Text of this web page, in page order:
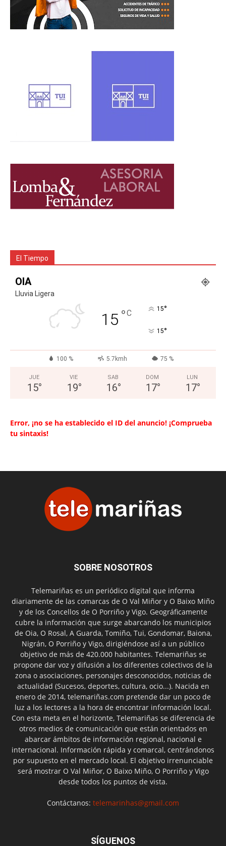
El Tiempo
OIA
Lluvia Ligera
15 °C 15°
15°
100 % 5.7kmh 75 %
JUE
15°
VIE
19°
SAB
16°
DOM
17°
LUN
17°
Error, ¡no se ha establecido el ID del anuncio! ¡Comprueba
tu sintaxis!
SOBRE NOSOTROS
Telemariñas es un periódico digital que informa
diariamente de las comarcas de O Val Miñor y O Baixo Miño
y de los Concellos de O Porriño y Vigo. Geográficamente
cubre la información que surge abarcando los municipios
de Oia, O Rosal, A Guarda, Tomiño, Tui, Gondomar, Baiona,
Nigrán, O Porriño y Vigo, dirigiéndose así a un público
objetivo de más de 420.000 habitantes. Telemariñas se
propone dar voz y difusión a los diferentes colectivos de la
zona o asociaciones, personajes desconocidos, noticias de
actualidad (Sucesos, deportes, cultura, ocio...). Nacida en
enero de 2014, telemariñas.com pretende dar un poco de
luz a los lectores a la hora de encontrar información local.
Con esta meta en el horizonte, Telemariñas se diferencia de
otros medios de comunicación que están orientados en
abarcar ámbitos de información regional, nacional e
internacional. Información rápida y comarcal, centrándonos
por supuesto en el mercado local. El objetivo irrenunciable
será mostrar O Val Miñor, O Baixo Miño, O Porriño y Vigo
desde todos los puntos de vista.
Contáctanos: telemarinhas@gmail.com
SÍGUENOS